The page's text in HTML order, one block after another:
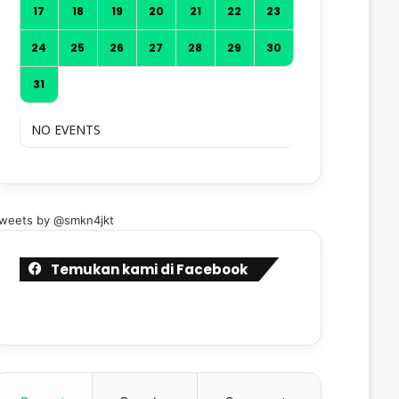
17 18 19 20 21 22 23
24 25 26 27 28 29 30
31
NO EVENTS
by @smkn4jkt
Temukan kami di Facebook